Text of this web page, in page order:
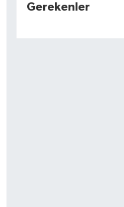
Gerekenler